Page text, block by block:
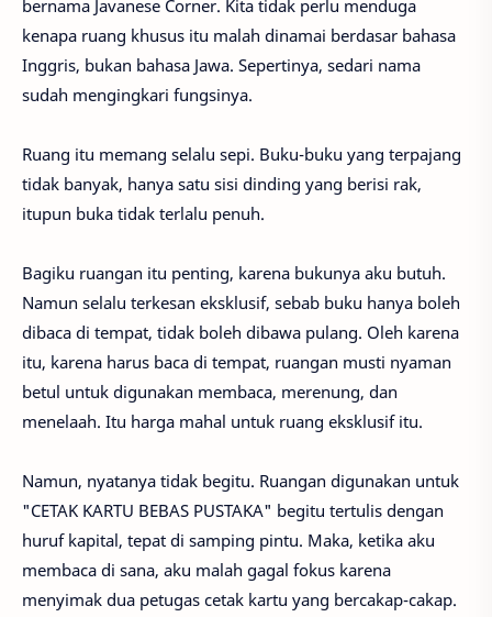
bernama Javanese Corner. Kita tidak perlu menduga
kenapa ruang khusus itu malah dinamai berdasar bahasa
Inggris, bukan bahasa Jawa. Sepertinya, sedari nama
sudah mengingkari fungsinya.
Ruang itu memang selalu sepi. Buku-buku yang terpajang
tidak banyak, hanya satu sisi dinding yang berisi rak,
itupun buka tidak terlalu penuh.
Bagiku ruangan itu penting, karena bukunya aku butuh.
Namun selalu terkesan eksklusif, sebab buku hanya boleh
dibaca di tempat, tidak boleh dibawa pulang. Oleh karena
itu, karena harus baca di tempat, ruangan musti nyaman
betul untuk digunakan membaca, merenung, dan
menelaah. Itu harga mahal untuk ruang eksklusif itu.
Namun, nyatanya tidak begitu. Ruangan digunakan untuk
"CETAK KARTU BEBAS PUSTAKA" begitu tertulis dengan
huruf kapital, tepat di samping pintu. Maka, ketika aku
membaca di sana, aku malah gagal fokus karena
menyimak dua petugas cetak kartu yang bercakap-cakap.